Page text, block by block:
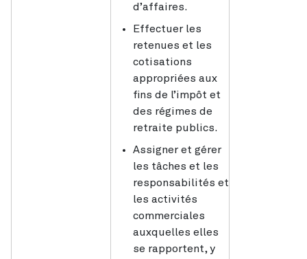
d’affaires.
Effectuer les
retenues et les
cotisations
appropriées aux
fins de l’impôt et
des régimes de
retraite publics.
Assigner et gérer
les tâches et les
responsabilités et
les activités
commerciales
auxquelles elles
se rapportent, y